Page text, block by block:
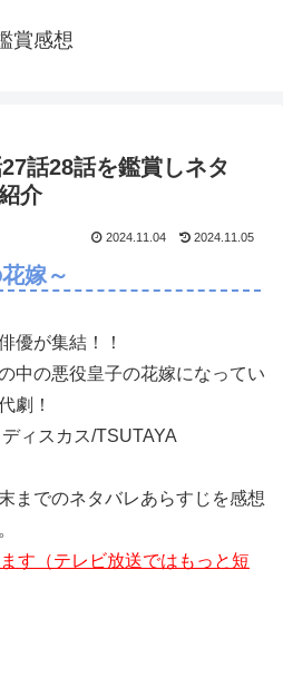
賞感想
話28話を鑑賞しネタ
介
2024.11.04 2024.11.05
嫁～
優が集結！！
中の悪役皇子の花嫁になってい
劇！
ィスカス/TSUTAYA
までのネタバレあらすじを感想
す（テレビ放送ではもっと短